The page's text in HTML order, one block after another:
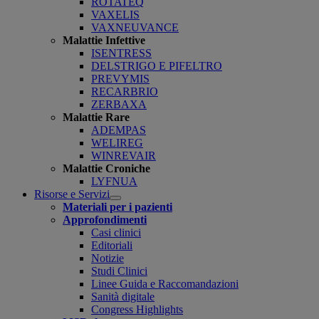
VAXELIS
VAXNEUVANCE
Malattie Infettive
ISENTRESS
DELSTRIGO E PIFELTRO
PREVYMIS
RECARBRIO
ZERBAXA
Malattie Rare
ADEMPAS
WELIREG
WINREVAIR
Malattie Croniche
LYFNUA
Risorse e Servizi
Open
submenu
Materiali per i pazienti
Approfondimenti
Casi clinici
Editoriali
Notizie
Studi Clinici
Linee Guida e Raccomandazioni
Sanità digitale
Congress Highlights